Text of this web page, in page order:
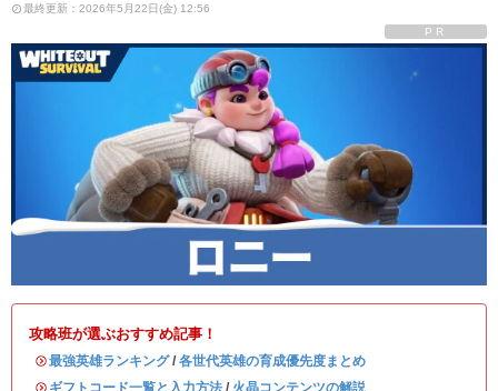
最終更新：2026年5月22日(金) 12:56
PR
攻略班が選ぶおすすめ記事！
・最強英雄ランキング/ 各世代英雄の育成優先度まとめ
・ ギフトコード一覧と入力方法 / 火晶コンテンツの解説